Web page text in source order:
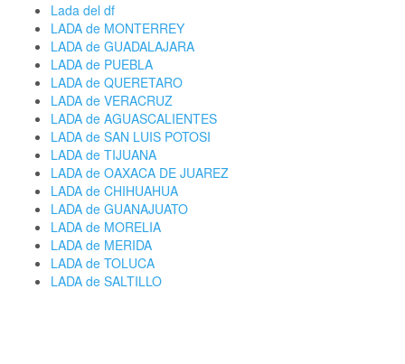
Lada del df
LADA de MONTERREY
LADA de GUADALAJARA
LADA de PUEBLA
LADA de QUERETARO
LADA de VERACRUZ
LADA de AGUASCALIENTES
LADA de SAN LUIS POTOSI
LADA de TIJUANA
LADA de OAXACA DE JUAREZ
LADA de CHIHUAHUA
LADA de GUANAJUATO
LADA de MORELIA
LADA de MERIDA
LADA de TOLUCA
LADA de SALTILLO